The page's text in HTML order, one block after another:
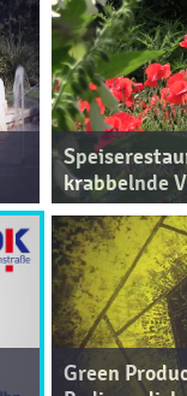
krabbelnde
Green